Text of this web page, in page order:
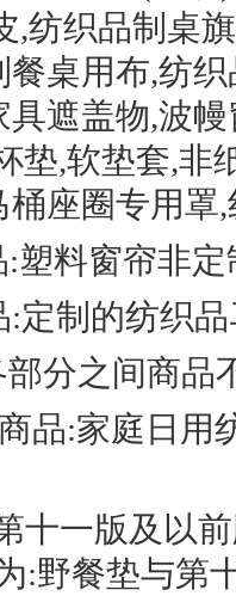
,纺织品制桌
桌用布,纺
具遮盖物,波幔
垫,软垫套,非
座圈专用罩
:塑料窗帘非
:定制的纺织
分之间商品
品:家庭日用
十一版及以
:野餐垫与第